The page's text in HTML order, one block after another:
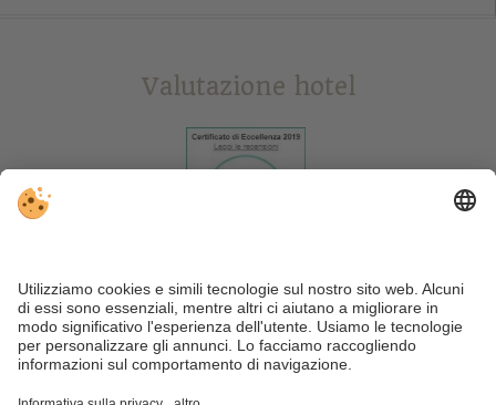
Valutazione hotel